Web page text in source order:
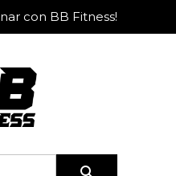
con BB Fitness!